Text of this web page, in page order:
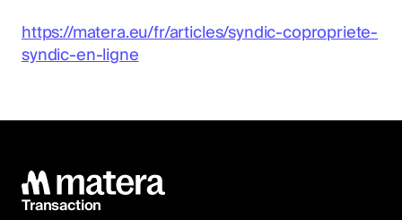
https://matera.eu/fr/articles/syndic-copropriete-
syndic-en-ligne
Transaction